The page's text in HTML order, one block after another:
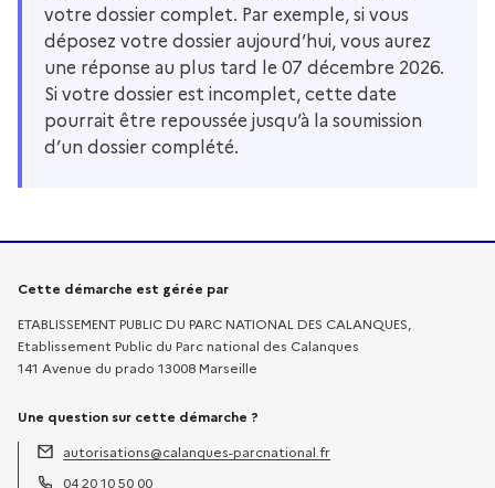
votre dossier complet. Par exemple, si vous
déposez votre dossier aujourd’hui, vous aurez
une réponse au plus tard le 07 décembre 2026.
Si votre dossier est incomplet, cette date
pourrait être repoussée jusqu’à la soumission
d’un dossier complété.
Informations sur la démarche
Cette démarche est gérée par
ETABLISSEMENT PUBLIC DU PARC NATIONAL DES CALANQUES,
Etablissement Public du Parc national des Calanques
141 Avenue du prado 13008 Marseille
Une question sur cette démarche ?
Adresse électronique :
autorisations@calanques-parcnational.fr
04 20 10 50 00